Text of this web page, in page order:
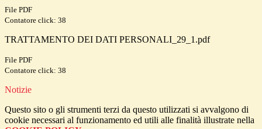
File PDF
Contatore click: 38
TRATTAMENTO DEI DATI PERSONALI_29_1.pdf
File PDF
Contatore click: 38
Notizie
Questo sito o gli strumenti terzi da questo utilizzati si avvalgono di
cookie necessari al funzionamento ed utili alle finalità illustrate nella